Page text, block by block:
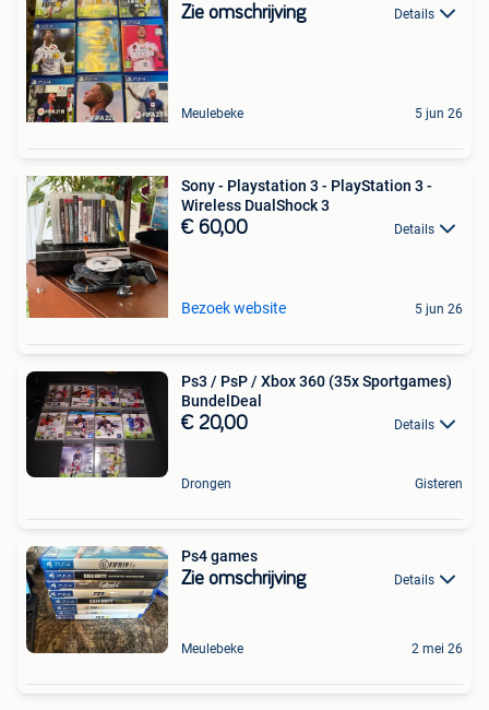
Zie omschrijving Details
Meulebeke 5 jun 26
Sony - Playstation 3 - PlayStation 3 -
Wireless DualShock 3
€ 60,00 Details
Bezoek website 5 jun 26
Ps3 / PsP / Xbox 360 (35x Sportgames)
BundelDeal
€ 20,00 Details
Drongen Gisteren
Ps4 games
Zie omschrijving Details
Meulebeke 2 mei 26